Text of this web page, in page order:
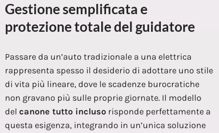
Gestione semplificata e
protezione totale del guidatore
Passare da un’auto tradizionale a una elettrica
rappresenta spesso il desiderio di adottare uno stile
di vita più lineare, dove le scadenze burocratiche
non gravano più sulle proprie giornate. Il modello
del canone tutto incluso risponde perfettamente a
questa esigenza, integrando in un’unica soluzione